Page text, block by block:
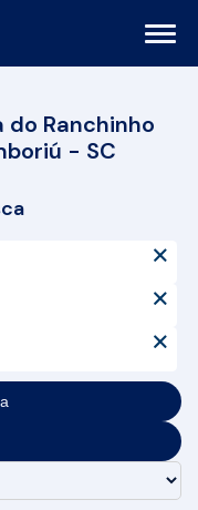
do Ranchinho
- SC